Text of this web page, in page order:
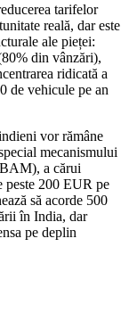
tarifelor
reală, dar este
ale pieței:
din vânzări),
ridicată a
de vehicule pe an
vor rămâne
mecanismului
a cărui
peste 200 EUR pe
să acorde 500
în India, dar
pe deplin